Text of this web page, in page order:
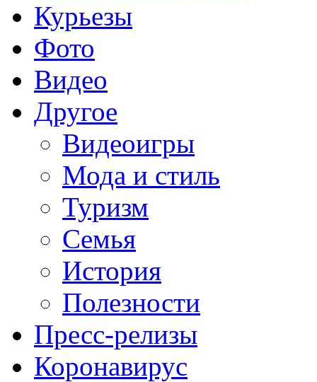
Курьезы
Фото
Видео
Другое
Видеоигры
Мода и стиль
Туризм
Семья
История
Полезности
Пресс-релизы
Коронавирус